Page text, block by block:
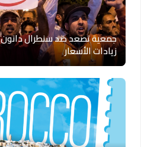
جمعية تصعد ضد سنطرال دانون
زيادات الأسعار